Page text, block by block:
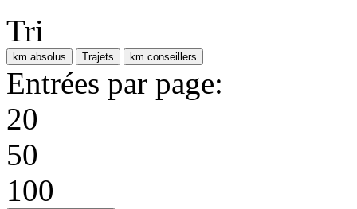
Tri
km absolus Trajets km conseillers
Entrées par page:
20
50
100